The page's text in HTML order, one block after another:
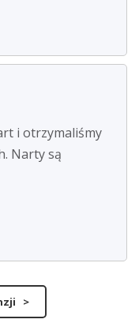
i otrzymaliśmy
Narty są
>